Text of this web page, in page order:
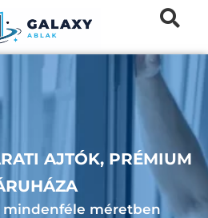
AJTÓK, PRÉMIUM
méretben